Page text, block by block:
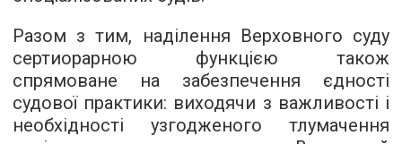
Разом з тим, наділення Верховного суду
сертиорарною функцією також
спрямоване на забезпечення єдності
судової практики: виходячи з важливості і
необхідності узгодженого тлумачення